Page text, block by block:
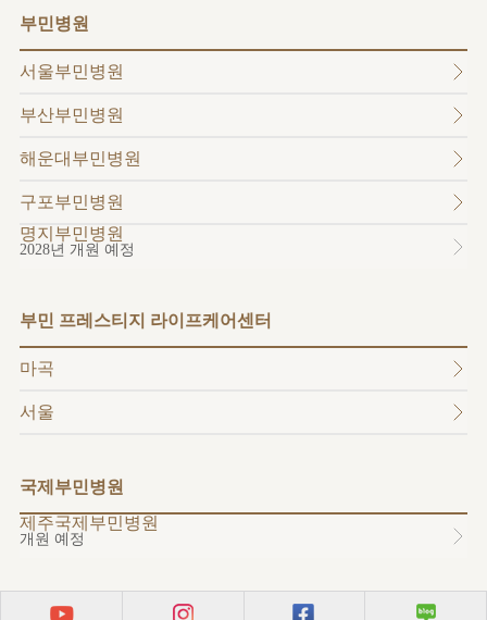
연혁
조직도
오시는길
의료진
외래진료
부민병원
40주년
역사관
프레스티지
라이프케어센터
부민병원
서울부민병원
부산부민병원
해운대부민병원
구포부민병원
명지부민병원
2028년 개원 예정
부민 프레스티지 라이프케어센터
마곡
서울
국제부민병원
제주국제부민병원
개원 예정